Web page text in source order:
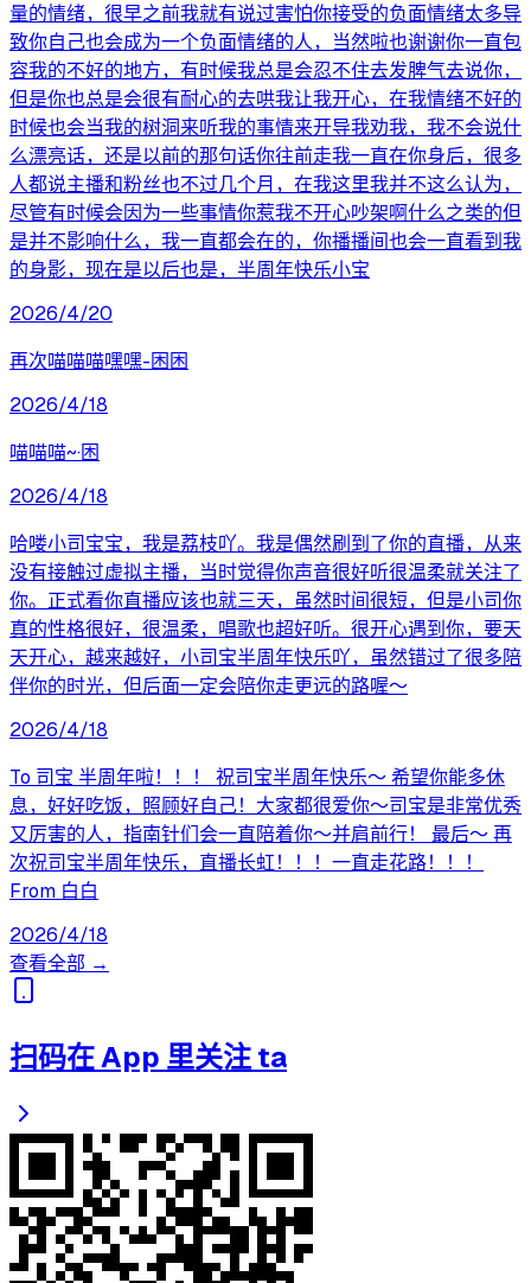
量的情绪，很早之前我就有说过害怕你接受的负面情绪太多导
致你自己也会成为一个负面情绪的人，当然啦也谢谢你一直包
容我的不好的地方，有时候我总是会忍不住去发脾气去说你，
但是你也总是会很有耐心的去哄我让我开心，在我情绪不好的
时候也会当我的树洞来听我的事情来开导我劝我，我不会说什
么漂亮话，还是以前的那句话你往前走我一直在你身后，很多
人都说主播和粉丝也不过几个月，在我这里我并不这么认为，
尽管有时候会因为一些事情你惹我不开心吵架啊什么之类的但
是并不影响什么，我一直都会在的，你播播间也会一直看到我
的身影，现在是以后也是，半周年快乐小宝
2026/4/20
再次喵喵喵嘿嘿-困困
2026/4/18
喵喵喵~·困
2026/4/18
哈喽小司宝宝，我是荔枝吖。我是偶然刷到了你的直播，从来
没有接触过虚拟主播，当时觉得你声音很好听很温柔就关注了
你。正式看你直播应该也就三天，虽然时间很短，但是小司你
真的性格很好，很温柔，唱歌也超好听。很开心遇到你，要天
天开心，越来越好，小司宝半周年快乐吖，虽然错过了很多陪
伴你的时光，但后面一定会陪你走更远的路喔～
2026/4/18
To 司宝 半周年啦！！！ 祝司宝半周年快乐～ 希望你能多休
息，好好吃饭，照顾好自己！大家都很爱你～司宝是非常优秀
又厉害的人，指南针们会一直陪着你～并肩前行！ 最后～ 再
次祝司宝半周年快乐，直播长虹！！！一直走花路！！！
From 白白
2026/4/18
查看全部 →
扫码在 App 里关注 ta